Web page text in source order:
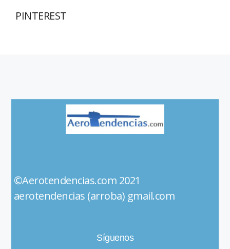
PINTEREST
©Aerotendencias.com 2021
aerotendencias (arroba) gmail.com
Síguenos